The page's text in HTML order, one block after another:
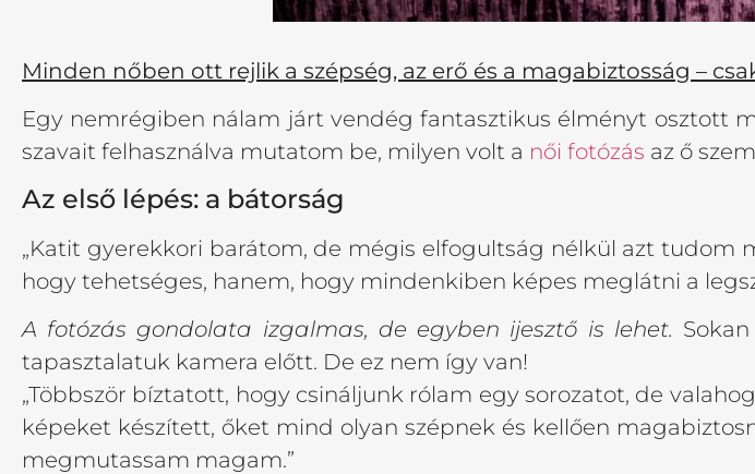
Minden nőben ott rejlik a szépség, az erő és a magabiztosság –
Egy nemrégiben nálam járt vendég fantasztikus élményt osztott
szavait felhasználva mutatom be, milyen volt a női fotózás az ő
Az első lépés: a bátorság
„Katit gyerekkori barátom, de mégis elfogultság nélkül azt tudom
hogy tehetséges, hanem, hogy mindenkiben képes meglátni a
A fotózás gondolata izgalmas, de egyben ijesztő is lehet.
tapasztalatuk kamera előtt. De ez nem így van!
„Többször bíztatott, hogy csináljunk rólam egy sorozatot, de
képeket készített, őket mind olyan szépnek és kellően
megmutassam magam.”